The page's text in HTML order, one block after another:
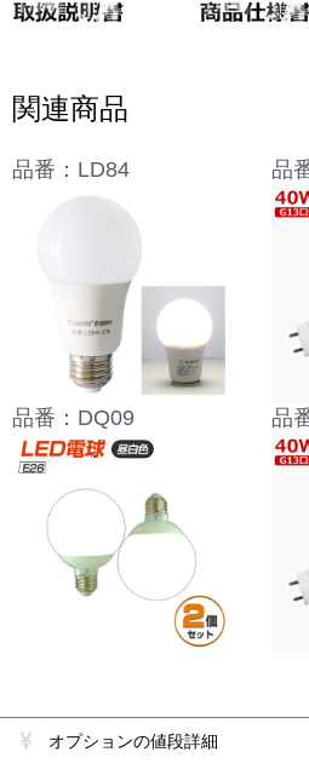
関連商品
品番：LD84 品
品番：DQ09 品
オプションの値段詳細